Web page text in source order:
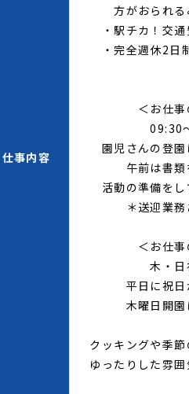
仕事内容
方がおられる
・駅チカ！交通
・完全週休2日
＜お仕事の
09:30～
園児さんの登園
午前は書類を
活動の準備をし
＊送迎業務あ
＜お仕事の
木・日祝
平日に祝日が
木曜日開園に
クッキングや季節
ゆったりした雰